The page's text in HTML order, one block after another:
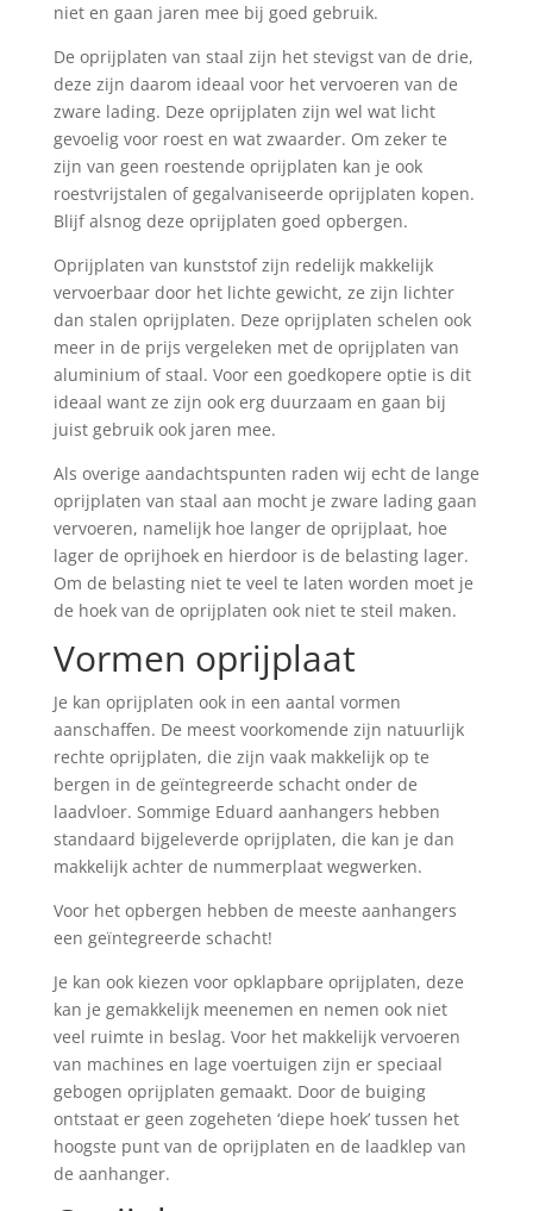
niet en gaan jaren mee bij goed gebruik.
De oprijplaten van staal zijn het stevigst van de drie,
deze zijn daarom ideaal voor het vervoeren van de
zware lading. Deze oprijplaten zijn wel wat licht
gevoelig voor roest en wat zwaarder. Om zeker te
zijn van geen roestende oprijplaten kan je ook
roestvrijstalen of gegalvaniseerde oprijplaten kopen.
Blijf alsnog deze oprijplaten goed opbergen.
Oprijplaten van kunststof zijn redelijk makkelijk
vervoerbaar door het lichte gewicht, ze zijn lichter
dan stalen oprijplaten. Deze oprijplaten schelen ook
meer in de prijs vergeleken met de oprijplaten van
aluminium of staal. Voor een goedkopere optie is dit
ideaal want ze zijn ook erg duurzaam en gaan bij
juist gebruik ook jaren mee.
Als overige aandachtspunten raden wij echt de lange
oprijplaten van staal aan mocht je zware lading gaan
vervoeren, namelijk hoe langer de oprijplaat, hoe
lager de oprijhoek en hierdoor is de belasting lager.
Om de belasting niet te veel te laten worden moet je
de hoek van de oprijplaten ook niet te steil maken.
Vormen oprijplaat
Je kan oprijplaten ook in een aantal vormen
aanschaffen. De meest voorkomende zijn natuurlijk
rechte oprijplaten, die zijn vaak makkelijk op te
bergen in de geïntegreerde schacht onder de
laadvloer. Sommige Eduard aanhangers hebben
standaard bijgeleverde oprijplaten, die kan je dan
makkelijk achter de nummerplaat wegwerken.
Voor het opbergen hebben de meeste aanhangers
een geïntegreerde schacht!
Je kan ook kiezen voor opklapbare oprijplaten, deze
kan je gemakkelijk meenemen en nemen ook niet
veel ruimte in beslag. Voor het makkelijk vervoeren
van machines en lage voertuigen zijn er speciaal
gebogen oprijplaten gemaakt. Door de buiging
ontstaat er geen zogeheten ‘diepe hoek’ tussen het
hoogste punt van de oprijplaten en de laadklep van
de aanhanger.